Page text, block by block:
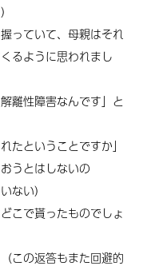
っていて、母親はそれ
るように思われまし
離性障害なんです」と
たということですか」
うとはしないの
ない）
こで貰ったものでしょ
（この返答もまた回避的